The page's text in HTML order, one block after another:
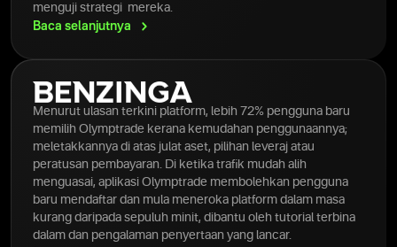
menguji strategi mereka.
Baca selanjutnya
Menurut ulasan terkini platform, lebih 72% pengguna baru
memilih Olymptrade kerana kemudahan penggunaannya;
meletakkannya di atas julat aset, pilihan leveraj atau
peratusan pembayaran. Di ketika trafik mudah alih
menguasai, aplikasi Olymptrade membolehkan pengguna
baru mendaftar dan mula meneroka platform dalam masa
kurang daripada sepuluh minit, dibantu oleh tutorial terbina
dalam dan pengalaman penyertaan yang lancar.